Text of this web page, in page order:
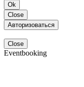
Ok
Close
Авторизоваться
Close
Eventbooking